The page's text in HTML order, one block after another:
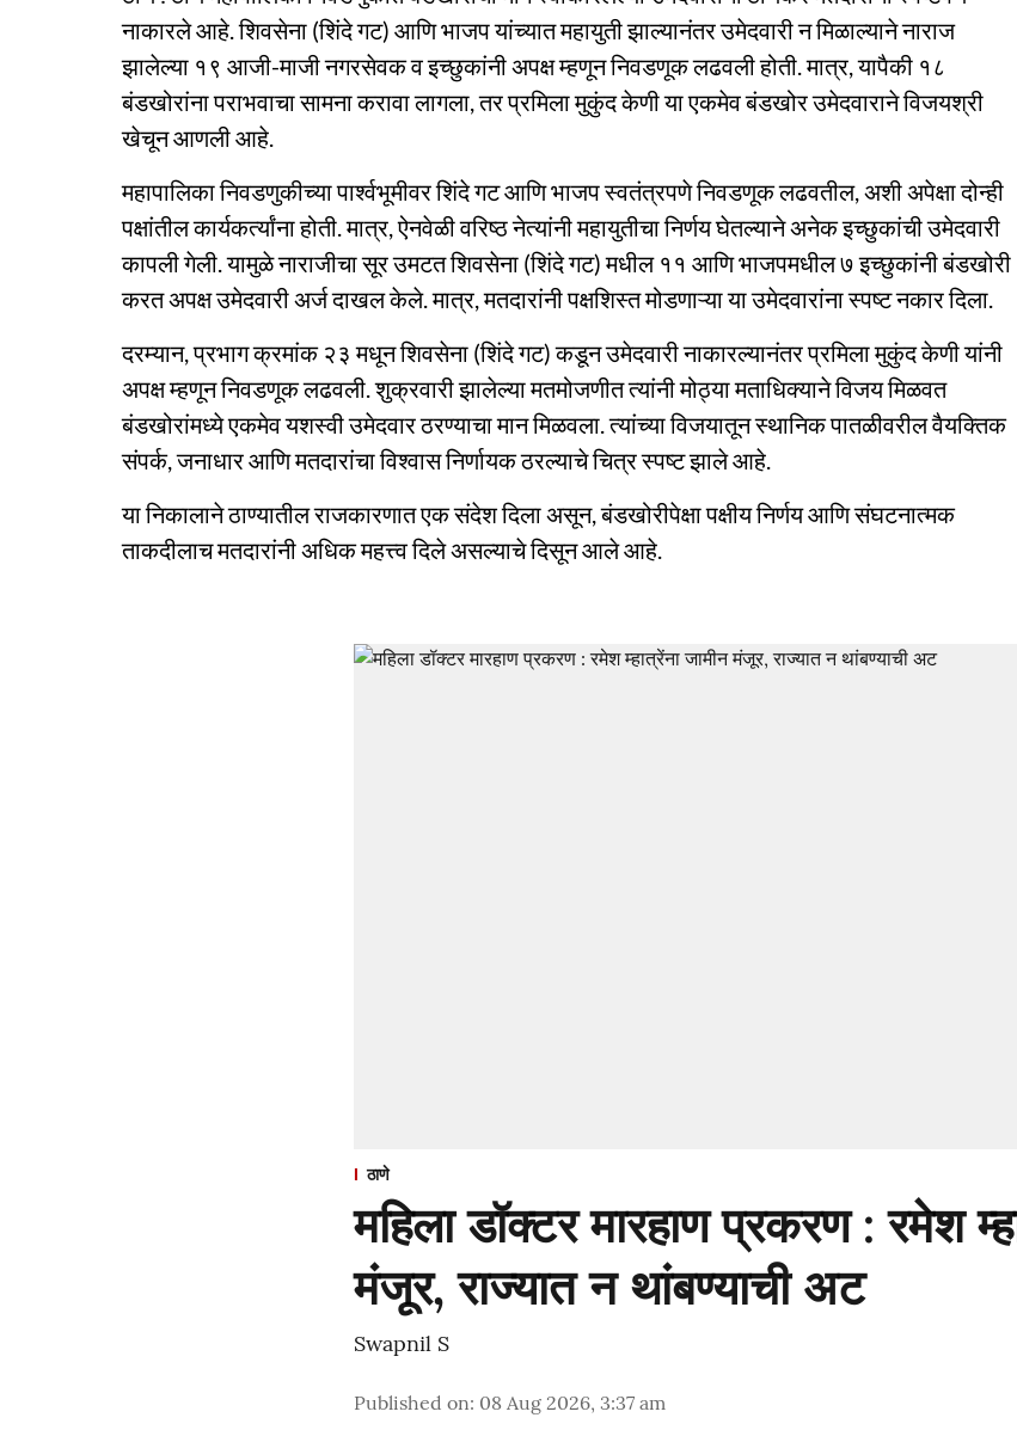
नाकारले आहे. शिवसेना (शिंदे गट) आणि भाजप यांच्यात महायुती झाल्यानंतर उमेदवारी न मिळाल्याने नाराज
झालेल्या १९ आजी-माजी नगरसेवक व इच्छुकांनी अपक्ष म्हणून निवडणूक लढवली होती. मात्र, यापैकी १८
बंडखोरांना पराभवाचा सामना करावा लागला, तर प्रमिला मुकुंद केणी या एकमेव बंडखोर उमेदवाराने विजयश्री
खेचून आणली आहे.
महापालिका निवडणुकीच्या पार्श्वभूमीवर शिंदे गट आणि भाजप स्वतंत्रपणे निवडणूक लढवतील, अशी अपेक्षा दोन्ही
पक्षांतील कार्यकर्त्यांना होती. मात्र, ऐनवेळी वरिष्ठ नेत्यांनी महायुतीचा निर्णय घेतल्याने अनेक इच्छुकांची उमेदवारी
कापली गेली. यामुळे नाराजीचा सूर उमटत शिवसेना (शिंदे गट) मधील ११ आणि भाजपमधील ७ इच्छुकांनी बंडखोरी
करत अपक्ष उमेदवारी अर्ज दाखल केले. मात्र, मतदारांनी पक्षशिस्त मोडणाऱ्या या उमेदवारांना स्पष्ट नकार दिला.
दरम्यान, प्रभाग क्रमांक २३ मधून शिवसेना (शिंदे गट) कडून उमेदवारी नाकारल्यानंतर प्रमिला मुकुंद केणी यांनी
अपक्ष म्हणून निवडणूक लढवली. शुक्रवारी झालेल्या मतमोजणीत त्यांनी मोठ्या मताधिक्याने विजय मिळवत
बंडखोरांमध्ये एकमेव यशस्वी उमेदवार ठरण्याचा मान मिळवला. त्यांच्या विजयातून स्थानिक पातळीवरील वैयक्तिक
संपर्क, जनाधार आणि मतदारांचा विश्वास निर्णायक ठरल्याचे चित्र स्पष्ट झाले आहे.
या निकालाने ठाण्यातील राजकारणात एक संदेश दिला असून, बंडखोरीपेक्षा पक्षीय निर्णय आणि संघटनात्मक
ताकदीलाच मतदारांनी अधिक महत्त्व दिले असल्याचे दिसून आले आहे.
ठाणे
महिला डॉक्टर मारहाण प्रकरण : रमेश
मंजूर, राज्यात न थांबण्याची अट
Swapnil S
Published on: 08 Aug 2026, 3:37 am